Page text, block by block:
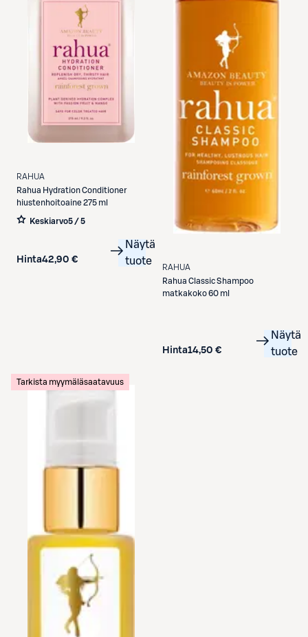
RAHUA
Rahua Hydration Conditioner
hiustenhoitoaine 275 ml
Keskiarvo5 / 5
Hinta42,90 €
Näytä
tuote
RAHUA
Rahua Classic Shampoo
matkakoko 60 ml
Hinta14,50 €
Näytä
tuote
Tarkista myymäläsaatavuus